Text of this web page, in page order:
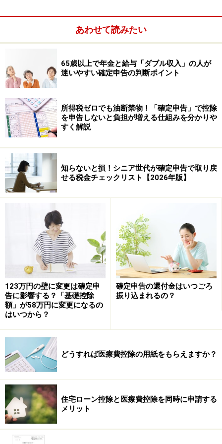
簡単に申告書が作成でき、印刷すれば、そのまま税務署
確定申告書B（第一表・第二表）
申告書（第三
書・
内訳
書
株式等に係る譲渡所得等の金額の
計算明細書
添付
年間取引報告書（特定口座の開設
されます）
中でも特定口座をお持ちの方は年間取引報告書が、一般
口座の方は損益通算（2006年1月1日から2006年12月31
日までの売却した株）を事前に行っておくと記入がスム
ーズに出来ます。それぞれの記入注意事項は下記を参考
にしてください。
あわせて読みたい
65歳以上で年金と給与「ダブル収入」の人が
迷いやすい確定申告の判断ポイント
所得税ゼロでも油断禁物！「確定申告」で控除
を申告しないと負担が増える仕組みを分かりや
すく解説
知らないと損！シニア世代が確定申告で取り戻
せる税金チェックリスト【2026年版】
123万円の壁に変更は確定申
告に影響する？「基礎控除
額」が58万円に変更になるの
はいつから？
確定申告の還付金はいつごろ
振り込まれるの？
どうすれば医療費控除の用紙をもらえますか？
住宅ローン控除と医療費控除を同時に申請する
メリット